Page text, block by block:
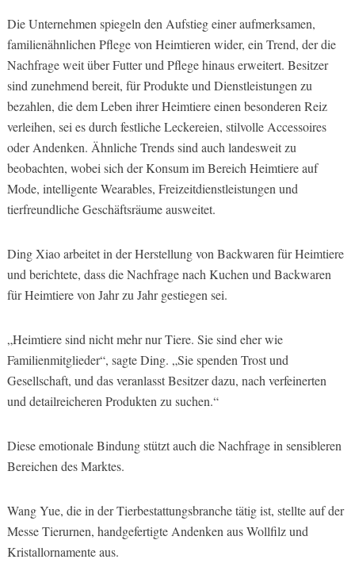
Die Unternehmen spiegeln den Aufstieg einer aufmerksamen,
familienähnlichen Pflege von Heimtieren wider, ein Trend, der die
Nachfrage weit über Futter und Pflege hinaus erweitert. Besitzer
sind zunehmend bereit, für Produkte und Dienstleistungen zu
bezahlen, die dem Leben ihrer Heimtiere einen besonderen Reiz
verleihen, sei es durch festliche Leckereien, stilvolle Accessoires
oder Andenken. Ähnliche Trends sind auch landesweit zu
beobachten, wobei sich der Konsum im Bereich Heimtiere auf
Mode, intelligente Wearables, Freizeitdienstleistungen und
tierfreundliche Geschäftsräume ausweitet.
Ding Xiao arbeitet in der Herstellung von Backwaren für Heimtiere
und berichtete, dass die Nachfrage nach Kuchen und Backwaren
für Heimtiere von Jahr zu Jahr gestiegen sei.
„Heimtiere sind nicht mehr nur Tiere. Sie sind eher wie
Familienmitglieder“, sagte Ding. „Sie spenden Trost und
Gesellschaft, und das veranlasst Besitzer dazu, nach verfeinerten
und detailreicheren Produkten zu suchen.“
Diese emotionale Bindung stützt auch die Nachfrage in sensibleren
Bereichen des Marktes.
Wang Yue, die in der Tierbestattungsbranche tätig ist, stellte auf der
Messe Tierurnen, handgefertigte Andenken aus Wollfilz und
Kristallornamente aus.